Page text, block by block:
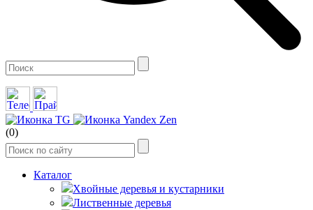
(0)
Каталог
Хвойные деревья и кустарники
Лиственные деревья